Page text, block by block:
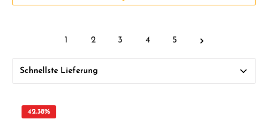
1 2 3 4 5
42.38%